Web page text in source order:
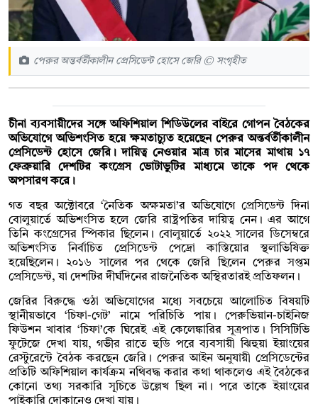
পেরুর অন্তর্বর্তীকালীন প্রেসিডেন্ট হোসে জেরি © সংগৃহীত
চীনা ব্যবসায়ীদের সঙ্গে অফিশিয়াল শিডিউলের বাইরে গোপন বৈঠকের
অভিযোগে অভিশংসিত হয়ে ক্ষমতাচ্যুত হয়েছেন পেরুর অন্তর্বর্তীকালীন
প্রেসিডেন্ট হোসে জেরি। দায়িত্ব নেওয়ার মাত্র চার মাসের মাথায় ১৭
ফেব্রুয়ারি দেশটির কংগ্রেস ভোটাভুটির মাধ্যমে তাকে পদ থেকে
অপসারণ করে।
গত বছর অক্টোবরে ‘নৈতিক অক্ষমতা’র অভিযোগে প্রেসিডেন্ট দিনা
বোলুয়ার্তে অভিশংসিত হলে জেরি রাষ্ট্রপতির দায়িত্ব নেন। এর আগে
তিনি কংগ্রেসের স্পিকার ছিলেন। বোলুয়ার্তে ২০২২ সালের ডিসেম্বরে
অভিশংসিত নির্বাচিত প্রেসিডেন্ট পেদ্রো কাস্তিয়োর স্থলাভিষিক্ত
হয়েছিলেন। ২০১৬ সালের পর থেকে জেরি ছিলেন পেরুর সপ্তম
প্রেসিডেন্ট, যা দেশটির দীর্ঘদিনের রাজনৈতিক অস্থিরতারই প্রতিফলন।
জেরির বিরুদ্ধে ওঠা অভিযোগের মধ্যে সবচেয়ে আলোচিত বিষয়টি
স্থানীয়ভাবে ‘চিফা-গেট’ নামে পরিচিতি পায়। পেরুভিয়ান-চাইনিজ
ফিউশন খাবার ‘চিফা’কে ঘিরেই এই কেলেঙ্কারির সূত্রপাত। সিসিটিভি
ফুটেজে দেখা যায়, গভীর রাতে হুডি পরে ব্যবসায়ী ঝিহুয়া ইয়াংয়ের
রেস্টুরেন্টে বৈঠক করছেন জেরি। পেরুর আইন অনুযায়ী প্রেসিডেন্টের
প্রতিটি অফিশিয়াল কার্যক্রম নথিবদ্ধ করার কথা থাকলেও এই বৈঠকের
কোনো তথ্য সরকারি সূচিতে উল্লেখ ছিল না। পরে তাকে ইয়াংয়ের
পাইকারি দোকানেও দেখা যায়।